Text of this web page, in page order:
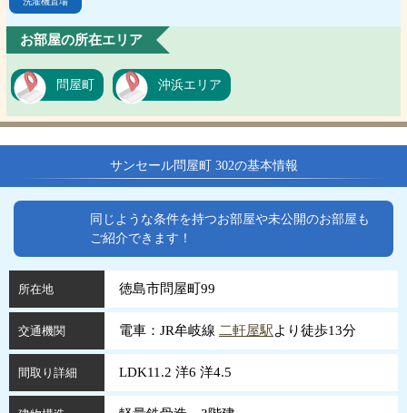
お部屋の所在エリア
問屋町 沖浜エリア
サンセール問屋町 302の基本情報
同じような条件を持つお部屋や未公開のお部屋も
ご紹介できます！
所在地 徳島市問屋町99
交通機関 電車：JR牟岐線 二軒屋駅より徒歩13分
間取り詳細 LDK11.2 洋6 洋4.5